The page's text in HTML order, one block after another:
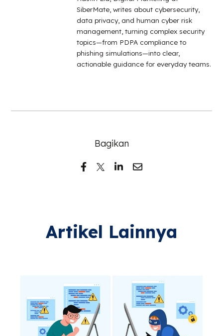
SiberMate, writes about cybersecurity,
data privacy, and human cyber risk
management, turning complex security
topics—from PDPA compliance to
phishing simulations—into clear,
actionable guidance for everyday teams.
Bagikan
Artikel Lainnya